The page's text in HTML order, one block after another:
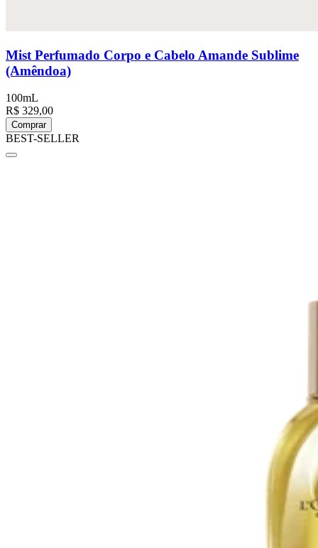
Mist Perfumado Corpo e Cabelo Amande Sublime
(Amêndoa)
100mL
R$ 329,00
Comprar
BEST-SELLER